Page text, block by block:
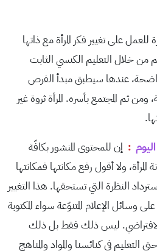
على تغيير فكر المرأة مع ذاتها
من خلال التعليم الكنسي الثابت
واضحة، عندها سيطبق مبدأ الفرص
ومن ثم المجتمع بأسره. المرأة ثروة غير
: إن للمحتوى المنشور بكافّة
المرأة، ولا أقول رفع مكانتها فمكانتها
النظرة التي تستحقها. هذا التغيير
وسائل الإعلام المتنوّعة سواء المكتوبة
الافتراضي. ليس ذلك فقط بل ذلك
التعليم في كنائسنا والمواد والمناهج